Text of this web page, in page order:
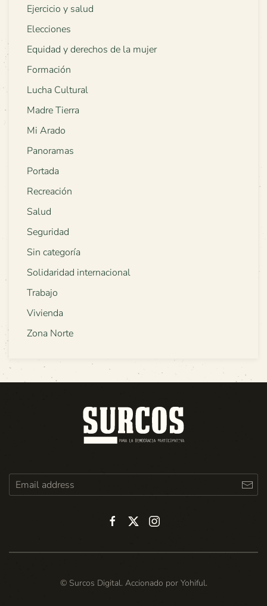
Ejercicio y salud
Elecciones
Equidad y derechos de la mujer
Formación
Lucha Cultural
Madre Tierra
Mi Arado
Panoramas
Portada
Recreación
Salud
Seguridad
Sin categoría
Solidaridad internacional
Trabajo
Vivienda
Zona Norte
© Surcos Digital. Accionado por Yohiful.